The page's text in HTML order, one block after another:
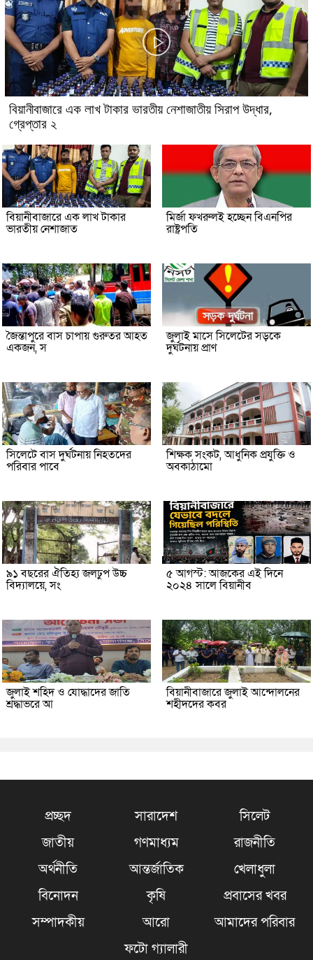
বিয়ানীবাজারে এক লাখ টাকার ভারতীয় নেশাজাতীয় সিরাপ উদ্ধার,
গ্রেপ্তার ২
বিয়ানীবাজারে এক লাখ টাকার
ভারতীয় নেশাজাত
মির্জা ফখরুলই হচ্ছেন বিএনপির
রাষ্ট্রপতি
জৈন্তাপুরে বাস চাপায় গুরুতর আহত
একজন, স
জুলাই মাসে সিলেটের সড়কে
দুর্ঘটনায় প্রাণ
সিলেটে বাস দুর্ঘটনায় নিহতদের
পরিবার পাবে
শিক্ষক সংকট, আধুনিক প্রযুক্তি ও
অবকাঠামো
৯১ বছরের ঐতিহ্য জলঢুপ উচ্চ
বিদ্যালয়ে, সং
৫ আগস্ট: আজকের এই দিনে
২০২৪ সালে বিয়ানীব
জুলাই শহিদ ও যোদ্ধাদের জাতি
শ্রদ্ধাভরে আ
বিয়ানীবাজারে জুলাই আন্দোলনের
শহীদদের কবর
প্রচ্ছদ সারাদেশ
সিলেট
জাতীয়
গণমাধ্যম
রাজনীতি
অর্থনীতি
আন্তর্জাতিক
খেলাধুলা
বিনোদন
কৃষি
প্রবাসের খবর
সম্পাদকীয়
আরো
আমাদের পরিবার
ফটো গ্যালারী